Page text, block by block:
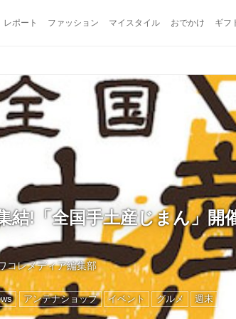
レポート ファッション マイスタイル おでかけ ギフ
結!「全国手土産じまん」開
コレメディア編集部
アンテナショップ イベント グルメ 週末